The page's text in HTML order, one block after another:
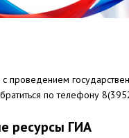
проведением
по телефону
ресурсы ГИА